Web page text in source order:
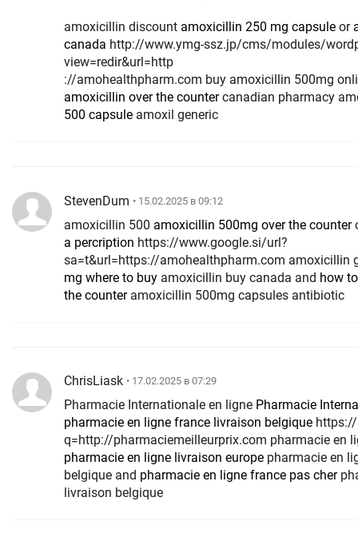
amoxicillin discount amoxicillin 250 mg capsule or
canada
view=redir&url=http
://amohealthpharm.com buy amoxicillin 500mg
amoxicillin over the countercanadian pharmacy
500 capsule amoxil generic
StevenDum • 15.02.2025 в 09:12
amoxicillin 500 amoxicillin 500mg over the counter
a percription
sa=t&url=https://amohealthpharm.com amoxicillin
mg where to buy amoxicillin buy canada and how
the counteramoxicillin 500mg capsules antibiotic
ChrisLiask • 17.02.2025 в 07:29
Pharmacie Internationale en ligne Pharmacie
pharmacie en ligne france livraison belgique
q=http://pharmaciemeilleurprix.com pharmacie en
pharmacie en ligne livraison europe pharmacie en
belgique and pharmacie en ligne france pas cher
livraison belgique